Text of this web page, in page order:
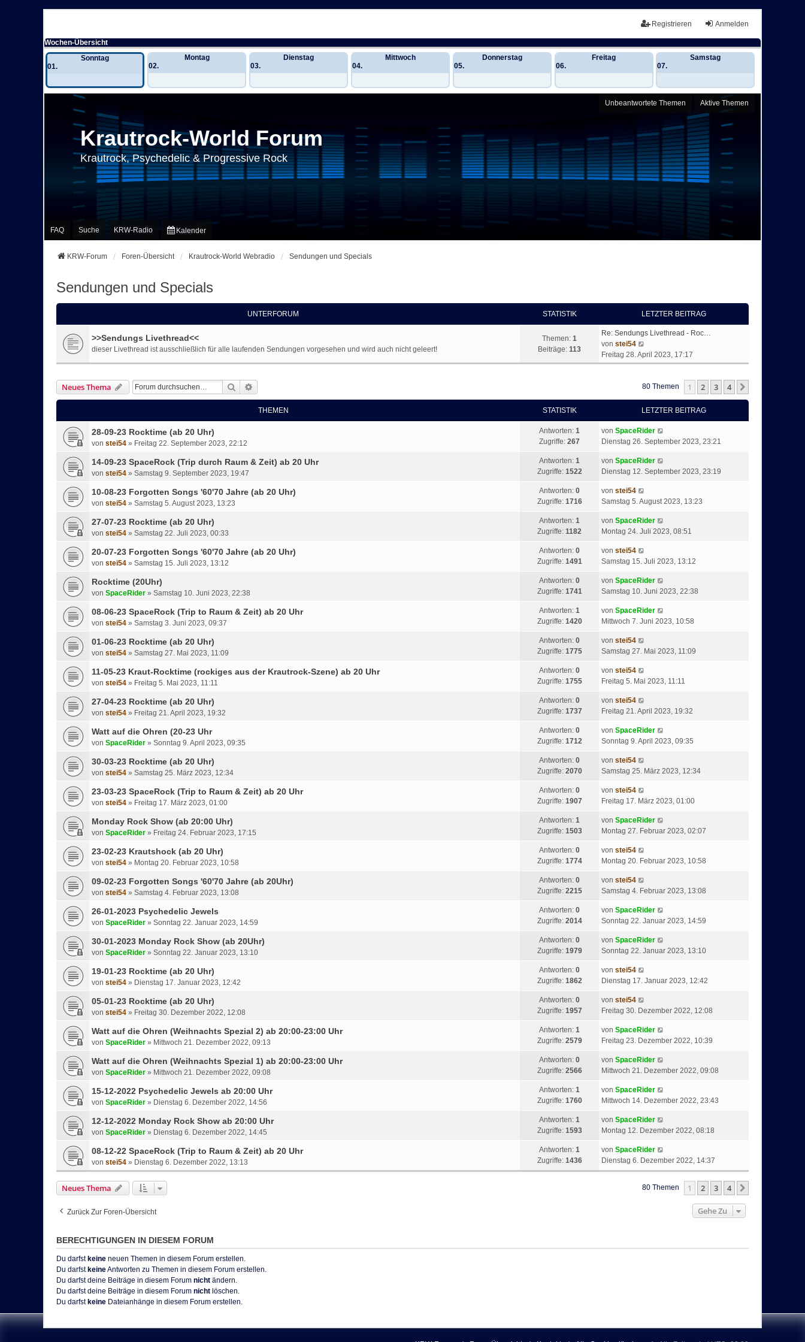
Anmelden
Registrieren
Wochen-Übersicht
Sonntag
01.
Montag
02.
Dienstag
03.
Mittwoch
04.
Donnerstag
05.
Freitag
06.
Samstag
07.
Unbeantwortete Themen Aktive Themen
Krautrock-World Forum
Krautrock, Psychedelic & Progressive Rock
FAQ Suche KRW-Radio Kalender
KRW-Forum Foren-Übersicht Krautrock-World Webradio Sendungen und Specials
Sendungen und Specials
UNTERFORUM STATISTIK LETZTER BEITRAG
>>Sendungs Livethread<<
dieser Livethread ist ausschließlich für alle laufenden Sendungen vorgesehen und wird auch nicht geleert!
Themen: 1
Beiträge: 113
Re: Sendungs Livethread - Roc…
von stei54
e
u
s
e
B
e
t
r
Freitag 28. April 2023, 17:17
Neues Thema Suche 80 Themen 1 2 3 4
THEMEN STATISTIK LETZTER BEITRAG
28-09-23 Rocktime (ab 20 Uhr)
von stei54 » Freitag 22. September 2023, 22:12
Antworten: 1
Zugriffe: 267
von SpaceRider
Dienstag 26. September 2023, 23:21
14-09-23 SpaceRock (Trip durch Raum & Zeit) ab 20 Uhr
von stei54 » Samstag 9. September 2023, 19:47
Antworten: 1
Zugriffe: 1522
von SpaceRider
Dienstag 12. September 2023, 23:19
10-08-23 Forgotten Songs '60'70 Jahre (ab 20 Uhr)
von stei54 » Samstag 5. August 2023, 13:23
Antworten: 0
Zugriffe: 1716
von stei54
Samstag 5. August 2023, 13:23
27-07-23 Rocktime (ab 20 Uhr)
von stei54 » Samstag 22. Juli 2023, 00:33
Antworten: 1
Zugriffe: 1182
von SpaceRider
Montag 24. Juli 2023, 08:51
20-07-23 Forgotten Songs '60'70 Jahre (ab 20 Uhr)
von stei54 » Samstag 15. Juli 2023, 13:12
Antworten: 0
Zugriffe: 1491
von stei54
Samstag 15. Juli 2023, 13:12
Rocktime (20Uhr)
von SpaceRider » Samstag 10. Juni 2023, 22:38
Antworten: 0
Zugriffe: 1741
von SpaceRider
Samstag 10. Juni 2023, 22:38
08-06-23 SpaceRock (Trip to Raum & Zeit) ab 20 Uhr
von stei54 » Samstag 3. Juni 2023, 09:37
Antworten: 1
Zugriffe: 1420
von SpaceRider
Mittwoch 7. Juni 2023, 10:58
01-06-23 Rocktime (ab 20 Uhr)
von stei54 » Samstag 27. Mai 2023, 11:09
Antworten: 0
Zugriffe: 1775
von stei54
Samstag 27. Mai 2023, 11:09
11-05-23 Kraut-Rocktime (rockiges aus der Krautrock-Szene) ab 20 Uhr
von stei54 » Freitag 5. Mai 2023, 11:11
Antworten: 0
Zugriffe: 1755
von stei54
Freitag 5. Mai 2023, 11:11
27-04-23 Rocktime (ab 20 Uhr)
von stei54 » Freitag 21. April 2023, 19:32
Antworten: 0
Zugriffe: 1737
von stei54
Freitag 21. April 2023, 19:32
Watt auf die Ohren (20-23 Uhr
von SpaceRider » Sonntag 9. April 2023, 09:35
Antworten: 0
Zugriffe: 1712
von SpaceRider
Sonntag 9. April 2023, 09:35
30-03-23 Rocktime (ab 20 Uhr)
von stei54 » Samstag 25. März 2023, 12:34
Antworten: 0
Zugriffe: 2070
von stei54
Samstag 25. März 2023, 12:34
23-03-23 SpaceRock (Trip to Raum & Zeit) ab 20 Uhr
von stei54 » Freitag 17. März 2023, 01:00
Antworten: 0
Zugriffe: 1907
von stei54
Freitag 17. März 2023, 01:00
Monday Rock Show (ab 20:00 Uhr)
von SpaceRider » Freitag 24. Februar 2023, 17:15
Antworten: 1
Zugriffe: 1503
von SpaceRider
Montag 27. Februar 2023, 02:07
23-02-23 Krautshock (ab 20 Uhr)
von stei54 » Montag 20. Februar 2023, 10:58
Antworten: 0
Zugriffe: 1774
von stei54
Montag 20. Februar 2023, 10:58
09-02-23 Forgotten Songs '60'70 Jahre (ab 20Uhr)
von stei54 » Samstag 4. Februar 2023, 13:08
Antworten: 0
Zugriffe: 2215
von stei54
Samstag 4. Februar 2023, 13:08
26-01-2023 Psychedelic Jewels
von SpaceRider » Sonntag 22. Januar 2023, 14:59
Antworten: 0
Zugriffe: 2014
von SpaceRider
Sonntag 22. Januar 2023, 14:59
30-01-2023 Monday Rock Show (ab 20Uhr)
von SpaceRider » Sonntag 22. Januar 2023, 13:10
Antworten: 0
Zugriffe: 1979
von SpaceRider
Sonntag 22. Januar 2023, 13:10
19-01-23 Rocktime (ab 20 Uhr)
von stei54 » Dienstag 17. Januar 2023, 12:42
Antworten: 0
Zugriffe: 1862
von stei54
Dienstag 17. Januar 2023, 12:42
05-01-23 Rocktime (ab 20 Uhr)
von stei54 » Freitag 30. Dezember 2022, 12:08
Antworten: 0
Zugriffe: 1957
von stei54
Freitag 30. Dezember 2022, 12:08
Watt auf die Ohren (Weihnachts Spezial 2) ab 20:00-23:00 Uhr
von SpaceRider » Mittwoch 21. Dezember 2022, 09:13
Antworten: 1
Zugriffe: 2579
von SpaceRider
Freitag 23. Dezember 2022, 10:39
Watt auf die Ohren (Weihnachts Spezial 1) ab 20:00-23:00 Uhr
von SpaceRider » Mittwoch 21. Dezember 2022, 09:08
Antworten: 0
Zugriffe: 2566
von SpaceRider
Mittwoch 21. Dezember 2022, 09:08
15-12-2022 Psychedelic Jewels ab 20:00 Uhr
von SpaceRider » Dienstag 6. Dezember 2022, 14:56
Antworten: 1
Zugriffe: 1760
von SpaceRider
Mittwoch 14. Dezember 2022, 23:43
12-12-2022 Monday Rock Show ab 20:00 Uhr
von SpaceRider » Dienstag 6. Dezember 2022, 14:45
Antworten: 1
Zugriffe: 1593
von SpaceRider
Montag 12. Dezember 2022, 08:18
08-12-22 SpaceRock (Trip to Raum & Zeit) ab 20 Uhr
von stei54 » Dienstag 6. Dezember 2022, 13:13
Antworten: 1
Zugriffe: 1436
von SpaceRider
Dienstag 6. Dezember 2022, 14:37
Neues Thema 80 Themen 1 2 3 4
Zurück Zur Foren-Übersicht Gehe Zu
BERECHTIGUNGEN IN DIESEM FORUM
Du darfst keine neuen Themen in diesem Forum erstellen.
Du darfst keineAntworten zu Themen in diesem Forum erstellen.
Du darfst deine Beiträge in diesem Forum nicht ändern.
Du darfst deine Beiträge in diesem Forum nicht löschen.
Du darfst keine Dateianhänge in diesem Forum erstellen.